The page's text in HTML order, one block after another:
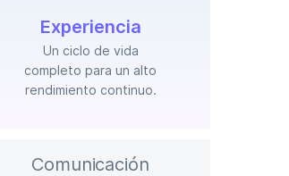
Experiencia
Un ciclo de vida
completo para un alto
rendimiento continuo.
Comunicación